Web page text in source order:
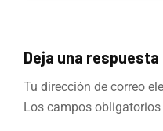
Deja una respuesta
Tu dirección de correo
Los campos